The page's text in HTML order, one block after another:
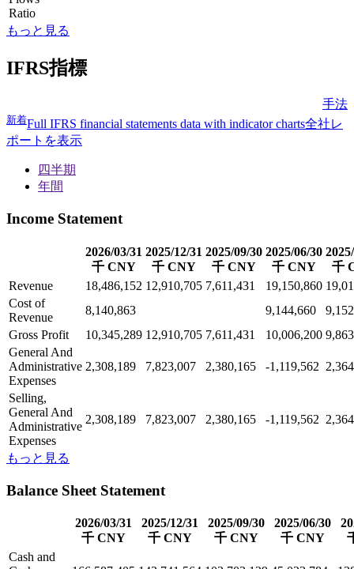
Ratio
もっと見る
IFRS指標
手法
新着Full IFRS financial statements data with indicator charts全社レ
ポートを表示
四半期
年間
Income Statement
2026/03/31
千 CNY
2025/12/31
千 CNY
2025/09/30
千 CNY
2025/06/30
千 CNY
千
Revenue
18,486,152 12,910,705 7,611,431 19,150,860
Cost of
Revenue
8,140,863 9,144,660
Gross Profit
10,345,289 12,910,705 7,611,431 10,006,200
General And
Administrative
Expenses
2,308,189 7,823,007 2,380,165 -1,119,562
Selling,
General And
Administrative
Expenses
2,308,189 7,823,007 2,380,165 -1,119,562
もっと見る
Balance Sheet Statement
2026/03/31
千 CNY
2025/12/31
千 CNY
2025/09/30
千 CNY
2025/06/30
千 CNY
Cash and